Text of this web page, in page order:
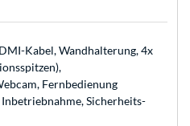
Kabel, Wandhalterung, 4x
Fernbedienung
Sicherheits-